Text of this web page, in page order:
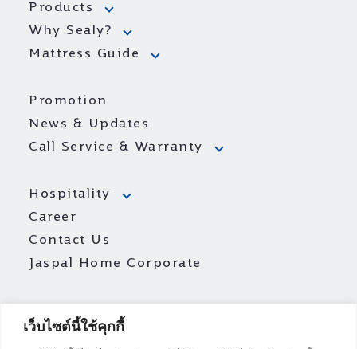
เว็บไซต์นี้ใช้คุกกี้
Products
Why Sealy?
Mattress Guide
Promotion
News & Updates
Call Service & Warranty
Hospitality
Career
Contact Us
Jaspal Home Corporate